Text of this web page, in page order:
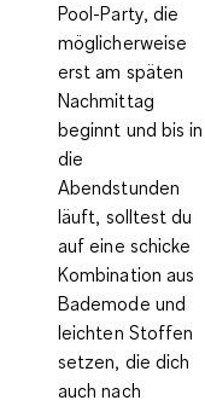
Pool-Party, die
möglicherweise
erst am späten
Nachmittag
beginnt und bis in
die
Abendstunden
läuft, solltest du
auf eine schicke
Kombination aus
Bademode und
leichten Stoffen
setzen, die dich
auch nach